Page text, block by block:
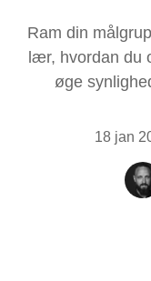
Ram din
lær, hvordan du
øge
18 jan